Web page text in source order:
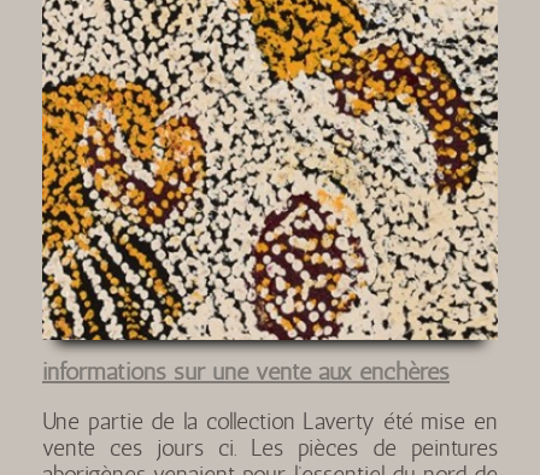
informations sur une vente aux enchères
Une partie de la collection Laverty été mise en
vente ces jours ci. Les pièces de peintures